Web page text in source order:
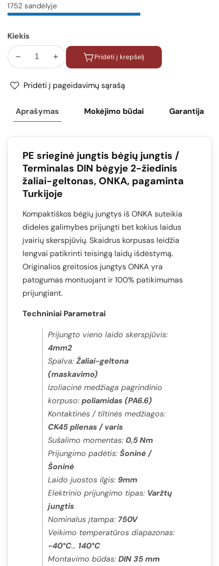
1752 sandėlyje
Kiekis
Sumažinti
ONKA
PE
Varžtinis
terminalas
bėgeliui
2-
žiedinis
1010220
Padidinti
ONKA
terminalas
DIN
bėgeliui
2-
žiedinis
1010220
Pridėti į krepšelį
Pridėti į pageidavimų sąrašą
Aprašymas Mokėjimo būdai Garantija
PE srieginė jungtis bėgių jungtis /
Terminalas DIN bėgyje 2-žiedinis
žaliai-geltonas, ONKA, pagaminta
Turkijoje
Kompaktiškos bėgių jungtys iš ONKA suteikia
dideles galimybes prijungti bet kokius laidus
įvairių skerspjūvių. Skaidrus korpusas leidžia
lengvai patikrinti teisingą laidų išdėstymą.
Originalios greitosios jungtys ONKA yra
patogumas montuojant ir 100% patikimumas
prijungiant.
Techniniai Parametrai
Prijungto vieno laido skerspjūvis:
4mm2
Spalva: Žaliai-geltona
(maskavimo)
Izoliacinė medžiaga pagrindinio
korpuso: poliamidas (PA6.6)
Kontaktinės / tiltinės medžiagos:
CK45 plienas / varis
Sušalimo momentas: 0,5 Nm
Prijungimo padėtis: Šoninė /
Šoninė
Laido juostos ilgis: 9mm
Elektrinio prijungimo tipas: Varžtų
jungtis
Nominalus įtampa: 750V
Veikimo temperatūros diapazonas:
-40°C... 140°C
Montavimo būdas: DIN 35 mm